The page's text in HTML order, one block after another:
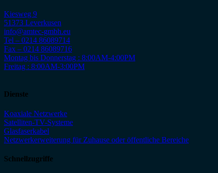
Kiesweg 9
51373 Leverkusen
info@amtec-gmbh.eu
Tel – 0214 86089714
Fax – 0214 86089716
Montag bis Donnerstag : 8:00AM-4:00PM
Freitag : 8:00AM-3:00PM
Dienste
Koaxiale Netzwerke
Satelliten-TV-Systeme
Glasfaserkabel
Netzwerkerweiterung für Zuhause oder öffentliche Bereiche
Schnellzugriffe